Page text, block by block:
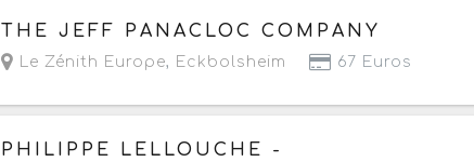
Le samedi 19 septembre 2026 à partir de 20h
THE JEFF PANACLOC COMPANY
Le Zénith Europe, Eckbolsheim 67 Euros
Le samedi 19 septembre 2026
PHILIPPE LELLOUCHE -